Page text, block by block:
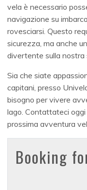
vela è necessario
navigazione su
rovesciarsi. Questo
sicurezza, ma anche
divertente sulla nostra
Sia che siate
capitani, presso
bisogno per vivere
lago. Contattateci
prossima avventura
Booking